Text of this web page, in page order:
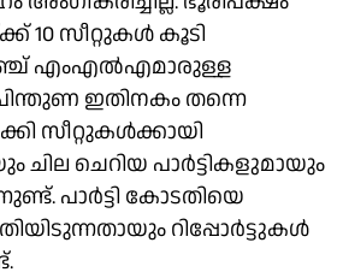
10 സീറ്റുകൾ കൂടി
എംഎൽഎമാരുള്ള
ഇതിനകം തന്നെ
സീറ്റുകൾക്കായി
ചെറിയ പാർട്ടികളുമായും
പാർട്ടി കോടതിയെ
റിപ്പോർട്ടുകൾ